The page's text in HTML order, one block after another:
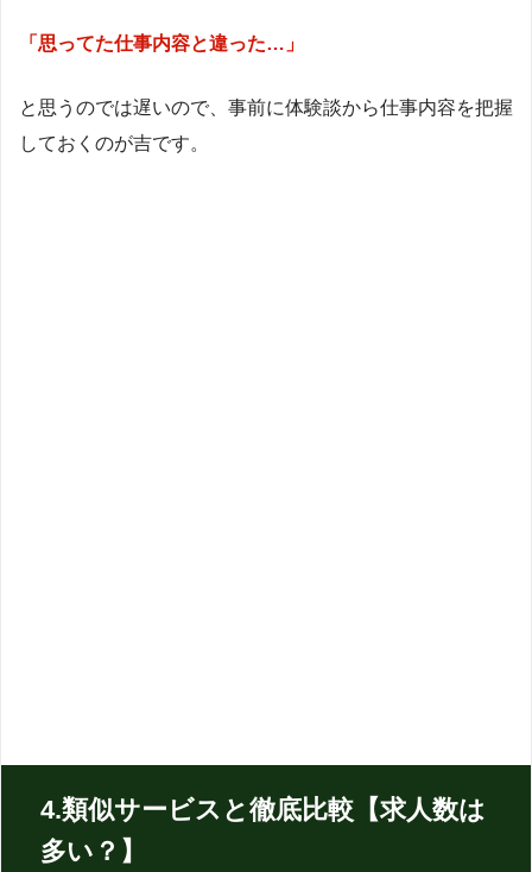
「思ってた仕事内容と違った…」
と思うのでは遅いので、事前に体験談から仕事内容を把握
しておくのが吉です。
4.類似サービスと徹底比較【求人数は
多い？】